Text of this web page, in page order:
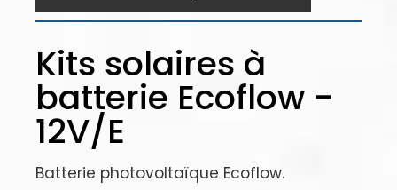
Kits solaires à
batterie Ecoflow -
12V/E
Batterie photovoltaïque Ecoflow.